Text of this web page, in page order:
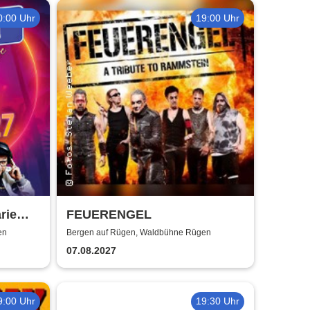
Uhr
-
19:00 Uhr
FEUERENGEL
Bergen auf Rügen, Waldbühne Rügen
07.08.2027
Uhr 19:30 Uhr